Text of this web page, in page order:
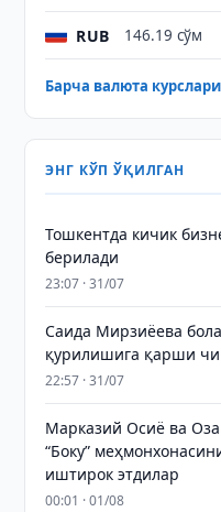
RUB 146.19 сўм
Барча валюта
ЭНГ КЎП ЎҚИЛГАН
Тошкентда кичик
берилади
23:07 · 31/07
Саида Мирзиёева
қурилишига қарши
22:57 · 31/07
Марказий Осиё ва
“Боку”
иштирок этдилар
00:01 · 01/08